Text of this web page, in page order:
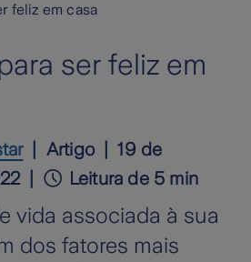
feliz em casa
ser feliz em
Artigo
19 de
Leitura de 5 min
vida associada à sua
dos fatores mais